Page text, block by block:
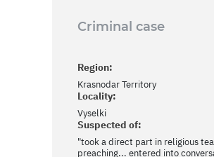
Criminal case
Region:
Krasnodar Territory
Locality:
Vyselki
Suspected of:
"took a direct part in religious
preaching... entered into